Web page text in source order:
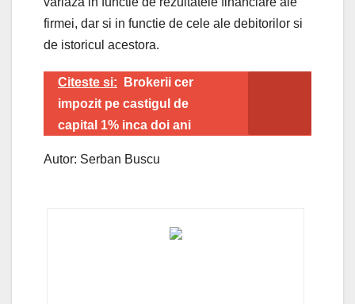
firmei, dar si in functie de cele ale debitorilor si
de istoricul acestora.
Citeste si:
Brokerii cer
impozit pe castigul de
capital 1% inca doi ani
Autor: Serban Buscu